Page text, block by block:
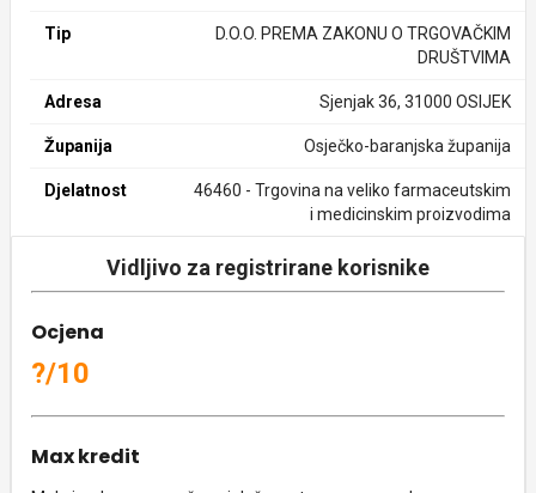
Tip
D.O.O. PREMA ZAKONU O TRGOVAČKIM
DRUŠTVIMA
Adresa Sjenjak 36, 31000 OSIJEK
Županija Osječko-baranjska županija
Djelatnost
46460 - Trgovina na veliko farmaceutskim
i medicinskim proizvodima
Vidljivo za registrirane korisnike
Ocjena
?/10
Max kredit